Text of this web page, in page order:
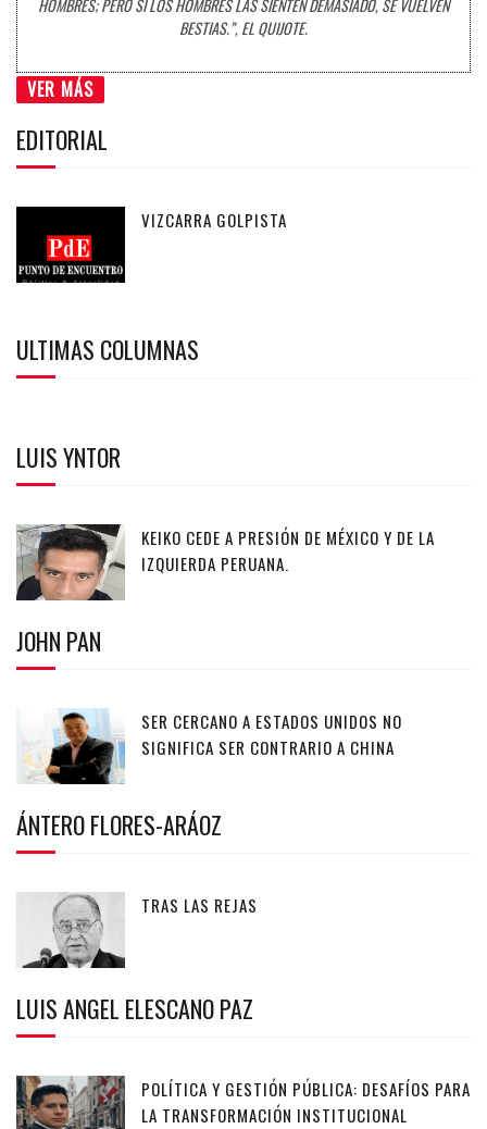
HOMBRES; PERO SI LOS HOMBRES LAS SIENTEN DEMASIADO, SE VUELVEN
BESTIAS.”, EL QUIJOTE.
VER MÁS
EDITORIAL
VIZCARRA GOLPISTA
ULTIMAS COLUMNAS
LUIS YNTOR
KEIKO CEDE A PRESIÓN DE MÉXICO Y DE LA
IZQUIERDA PERUANA.
JOHN PAN
SER CERCANO A ESTADOS UNIDOS NO
SIGNIFICA SER CONTRARIO A CHINA
ÁNTERO FLORES-ARÁOZ
TRAS LAS REJAS
LUIS ANGEL ELESCANO PAZ
POLÍTICA Y GESTIÓN PÚBLICA: DESAFÍOS PARA
LA TRANSFORMACIÓN INSTITUCIONAL